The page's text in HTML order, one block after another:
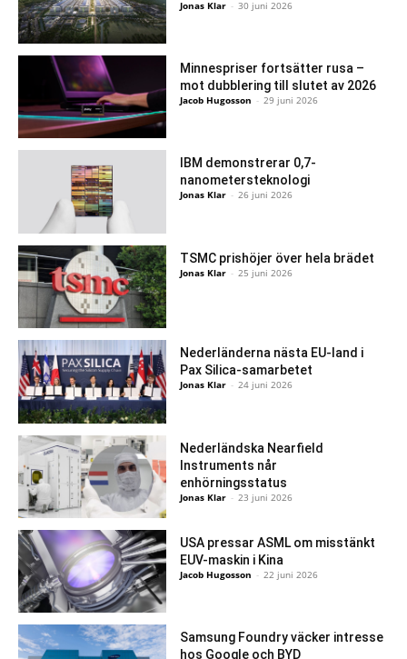
Jonas Klar - 30 juni 2026
Minnespriser fortsätter rusa –
mot dubblering till slutet av 2026
Jacob Hugosson - 29 juni 2026
IBM demonstrerar 0,7-
nanometersteknologi
Jonas Klar - 26 juni 2026
TSMC prishöjer över hela brädet
Jonas Klar - 25 juni 2026
Nederländerna nästa EU-land i
Pax Silica-samarbetet
Jonas Klar - 24 juni 2026
Nederländska Nearfield
Instruments når
enhörningsstatus
Jonas Klar - 23 juni 2026
USA pressar ASML om misstänkt
EUV-maskin i Kina
Jacob Hugosson - 22 juni 2026
Samsung Foundry väcker intresse
hos Google och BYD